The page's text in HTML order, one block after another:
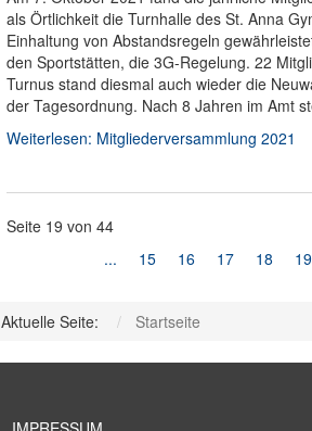
als Örtlichkeit die Turnhalle des St. Anna
Einhaltung von Abstandsregeln
den Sportstätten, die 3G-Regelung. 22
Turnus stand diesmal auch wieder die
der Tagesordnung. Nach 8 Jahren im Amt
Weiterlesen: Mitgliederversammlung 2021
Seite 19 von 44
...
15 16 17 18 19
Aktuelle Seite: Startseite